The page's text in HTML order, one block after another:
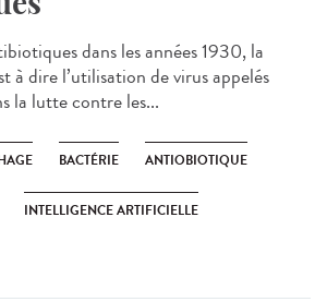
dans les années 1930, la
à dire l’utilisation de virus appelés
la lutte contre les...
BACTÉRIE ANTIOBIOTIQUE
INTELLIGENCE ARTIFICIELLE